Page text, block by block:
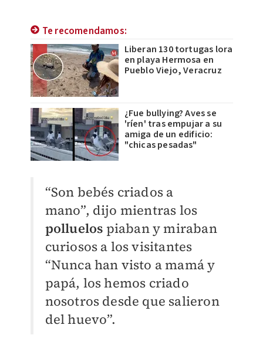
Te recomendamos:
Liberan 130 tortugas lora
en playa Hermosa en
Pueblo Viejo, Veracruz
¿Fue bullying? Aves se
'ríen' tras empujar a su
amiga de un edificio:
"chicas pesadas"
“Son bebés criados a
mano”, dijo mientras los
polluelos piaban y miraban
curiosos a los visitantes
“Nunca han visto a mamá y
papá, los hemos criado
nosotros desde que salieron
del huevo”.